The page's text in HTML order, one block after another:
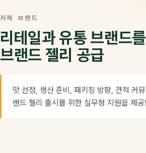
자체 브랜드
리테일과 유통 브랜드
브랜드 젤리 공급
맛 선정, 생산 준비, 패키징 방향, 견적 커
랜드 젤리 출시를 위한 실무형 지원을 제